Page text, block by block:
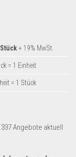
+ 19% MwSt.
= 1 Einheit
= 1 Stück
Angebote aktuell